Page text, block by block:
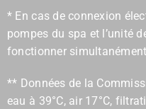
* En cas de connexion
pompes du spa et l’unité
fonctionner
** Données de la
eau à 39°C, air 17°C,